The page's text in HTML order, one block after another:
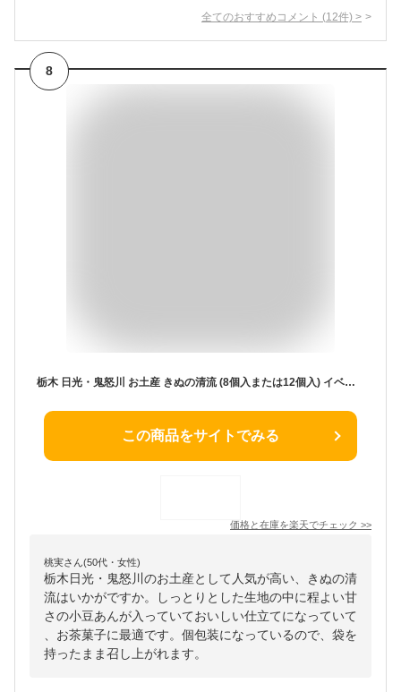
全てのおすすめコメント (12件) >
8
栃木 日光・鬼怒川 お土産 きぬの清流 (8個入または12個入) イベント 景品 贈り物 お中元 御中元 夏ギフト 2026 父の日 お返し プレゼント ギフト 会社 職場 大量 法人 お祝い 内祝い 退職祝い お返し お土産 帰省土産 手土産 お取り寄せ あす楽
この商品をサイトでみる
価格と在庫を楽天でチェック >>
桃実さん(50代・女性)
栃木日光・鬼怒川のお土産として人気が高い、きぬの清
流はいかがですか。しっとりとした生地の中に程よい甘
さの小豆あんが入っていておいしい仕立てになっていて
、お茶菓子に最適です。個包装になっているので、袋を
持ったまま召し上がれます。